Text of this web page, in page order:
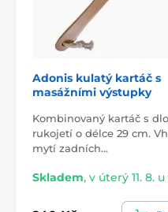
nebo na saunových
Rozměry: 250x500x70 mm
Adonis kulatý kartáč s
masážními výstupky
Kombinovaný kartáč s
rukojetí o délce 29 cm.
mytí zadních…
Skladem, v úterý 11. 8. u